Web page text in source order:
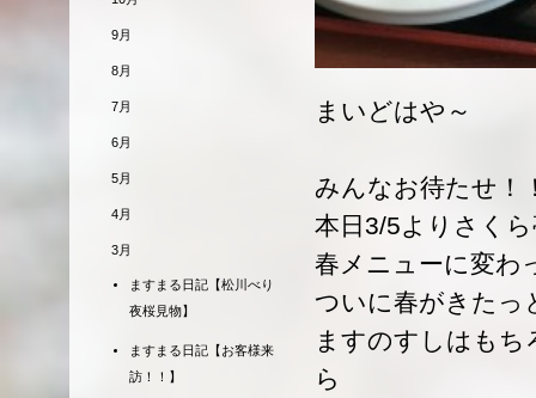
まいどはや～
みんなお待たせ！
本日3/5よりさく
春メニューに変わ
ついに春がきたっ
ますのすしはも
ら
9月
8月
7月
6月
5月
4月
3月
ますまる日記【松川べり
夜桜見物】
ますまる日記【お客様来
訪！！】